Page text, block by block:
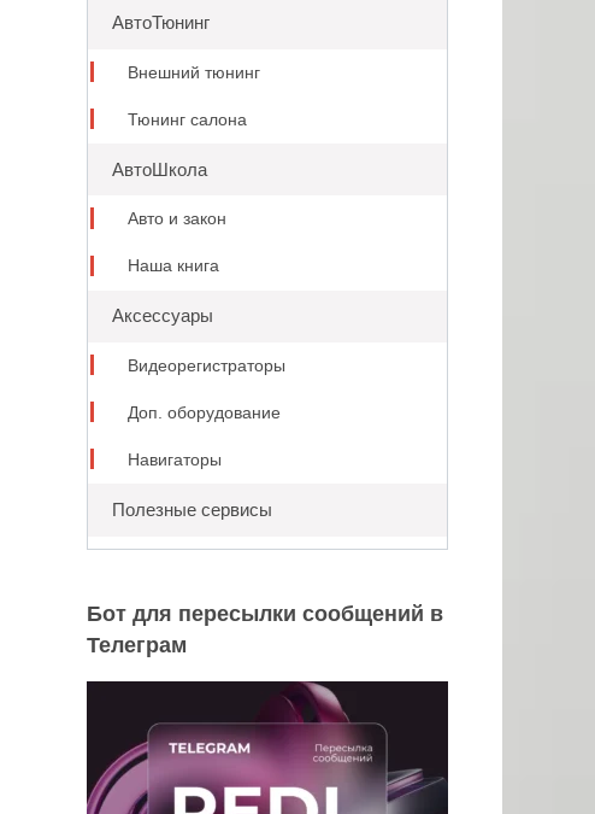
АвтоТюнинг
Внешний тюнинг
Тюнинг салона
АвтоШкола
Авто и закон
Наша книга
Аксессуары
Видеорегистраторы
Доп. оборудование
Навигаторы
Полезные сервисы
Бот для пересылки сообщений в
Телеграм